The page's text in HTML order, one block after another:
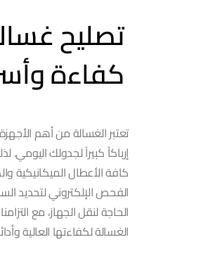
تصليح
كفاءة
تعتبر الغسالة من أهم
إرباكاً كبيراً لجدولك
كافة الأعطال الميكانيكية
الفحص الإلكتروني لتحديد
الحاجة لنقل الجهاز، مع
الغسالة لكفاءتها العالية